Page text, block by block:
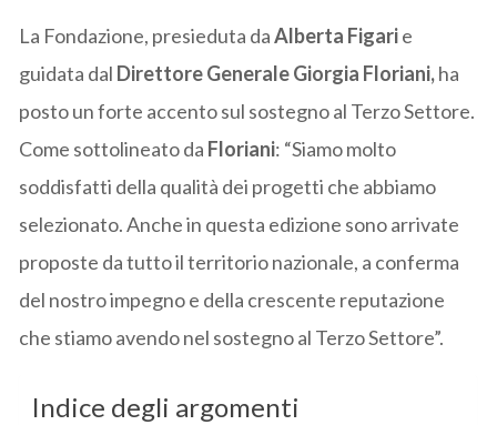
La Fondazione, presieduta daAlberta Figarie
guidata dal Direttore Generale Giorgia Floriani,ha
posto un forte accento sul sostegno al Terzo Settore.
Come sottolineato da Floriani: “Siamo molto
soddisfatti della qualità dei progetti che abbiamo
selezionato. Anche in questa edizione sono arrivate
proposte da tutto il territorio nazionale, a conferma
del nostro impegno e della crescente reputazione
che stiamo avendo nel sostegno al Terzo Settore”.
Indice degli argomenti